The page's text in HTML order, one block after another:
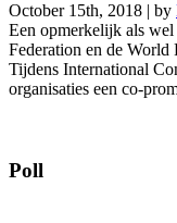
October 15th, 2018 | by
Een opmerkelijk als
Federation en de
Tijdens International
organisaties een co-
Poll